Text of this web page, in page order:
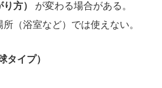
方）
が変わる場合がある。
（浴室など）では使えない。
タイプ）